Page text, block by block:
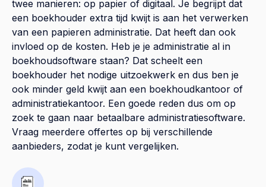
twee manieren: op papier of digitaal. Je begrijpt dat
een boekhouder extra tijd kwijt is aan het verwerken
van een papieren administratie. Dat heeft dan ook
invloed op de kosten. Heb je je administratie al in
boekhoudsoftware staan? Dat scheelt een
boekhouder het nodige uitzoekwerk en dus ben je
ook minder geld kwijt aan een boekhoudkantoor of
administratiekantoor. Een goede reden dus om op
zoek te gaan naar betaalbare administratiesoftware.
Vraag meerdere offertes op bij verschillende
aanbieders, zodat je kunt vergelijken.